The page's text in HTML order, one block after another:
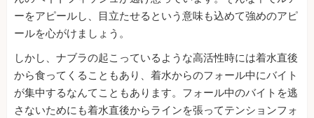
ーをアピールし、目立たせるという意味も込めて強めのアピ
ールを心がけましょう。
しかし、ナブラの起こっているような高活性時には着水直後
から食ってくることもあり、着水からのフォール中にバイト
が集中するなんてこともあります。フォール中のバイトを逃
さないためにも着水直後からラインを張ってテンションフォ